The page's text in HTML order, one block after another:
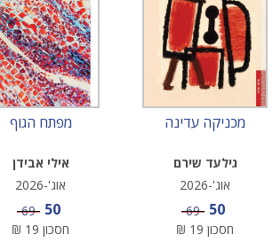
מכניקה עדינה
גילעד שירם
אוג'-2026
מחיר מבצע
50 מחיר
69
חסכון 19
₪
מפתח הגוף
אילי אבידן
אוג'-2026
מחיר מבצע
50 מחיר
69
חסכון 19
₪